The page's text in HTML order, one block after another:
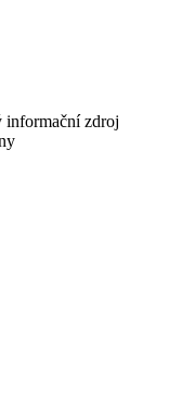
informační zdroj